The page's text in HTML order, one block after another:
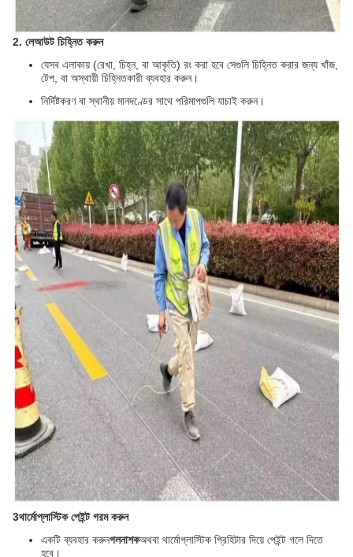
2. লেআউট চিহ্নিত করুন
যেসব এলাকায় (রেখা, চিহ্ন, বা আকৃতি) রং করা হবে সেগুলি চিহ্নিত করার জন্য খাঁজ,
টেপ, বা অস্থায়ী চিহ্নিতকারী ব্যবহার করুন।
নির্দিষ্টকরণ বা স্থানীয় মানদণ্ডের সাথে পরিমাপগুলি যাচাই করুন।
3থার্মোপ্লাস্টিক পেইন্ট গরম করুন
একটি ব্যবহার করুনগলনাশকঅথবা থার্মোপ্লাস্টিক প্রিহিটার দিয়ে পেইন্ট গলে দিতে
হবে।